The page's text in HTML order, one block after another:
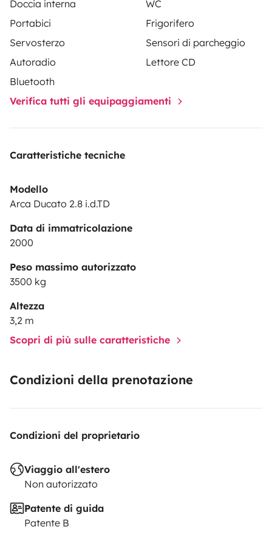
Doccia interna
WC
Portabici
Frigorifero
Servosterzo
Sensori di parcheggio
Autoradio
Lettore CD
Bluetooth
Verifica tutti gli equipaggiamenti
Caratteristiche tecniche
Modello
Arca Ducato 2.8 i.d.TD
Data di immatricolazione
2000
Peso massimo autorizzato
3500 kg
Altezza
3,2 m
Scopri di più sulle caratteristiche
Condizioni della prenotazione
Condizioni del proprietario
Viaggio all'estero
Non autorizzato
Patente di guida
Patente B